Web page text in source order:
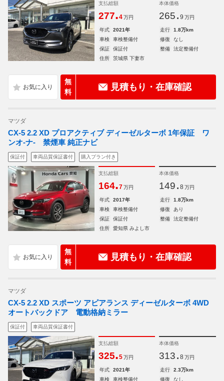
支払総額
277.4 万円
本体価格
265. 9 万円
年式 2021年 走行
1.8万km
車検
車検整備付 修復
なし
保証
保証付 整備
法定整備付
住所
茨城県 下妻市
無
料
見積もり・在庫確認
マツダ
CX-5 2.2 XD プロアクティブ ディーゼルターボ 1年保証 ワ
ンオ-ナ- 禁煙車 純正ナビ
保証付 車両品質保証書付 購入プラン付き
支払総額
164.7 万円
本体価格
149. 8 万円
年式 2017年 走行
1.8万km
車検
車検整備付 修復
あり
保証
保証付 整備
法定整備付
住所
愛知県 みよし市
無
料
見積もり・在庫確認
マツダ
CX-5 2.2 XD スポーツ アピアランス ディーゼルターボ 4WD
オートバックドア 電動格納ミラー
保証付 車両品質保証書付
支払総額
325.5 万円
本体価格
313. 8 万円
年式 2021年 走行
2.3万km
車検
車検整備付 修復 なし